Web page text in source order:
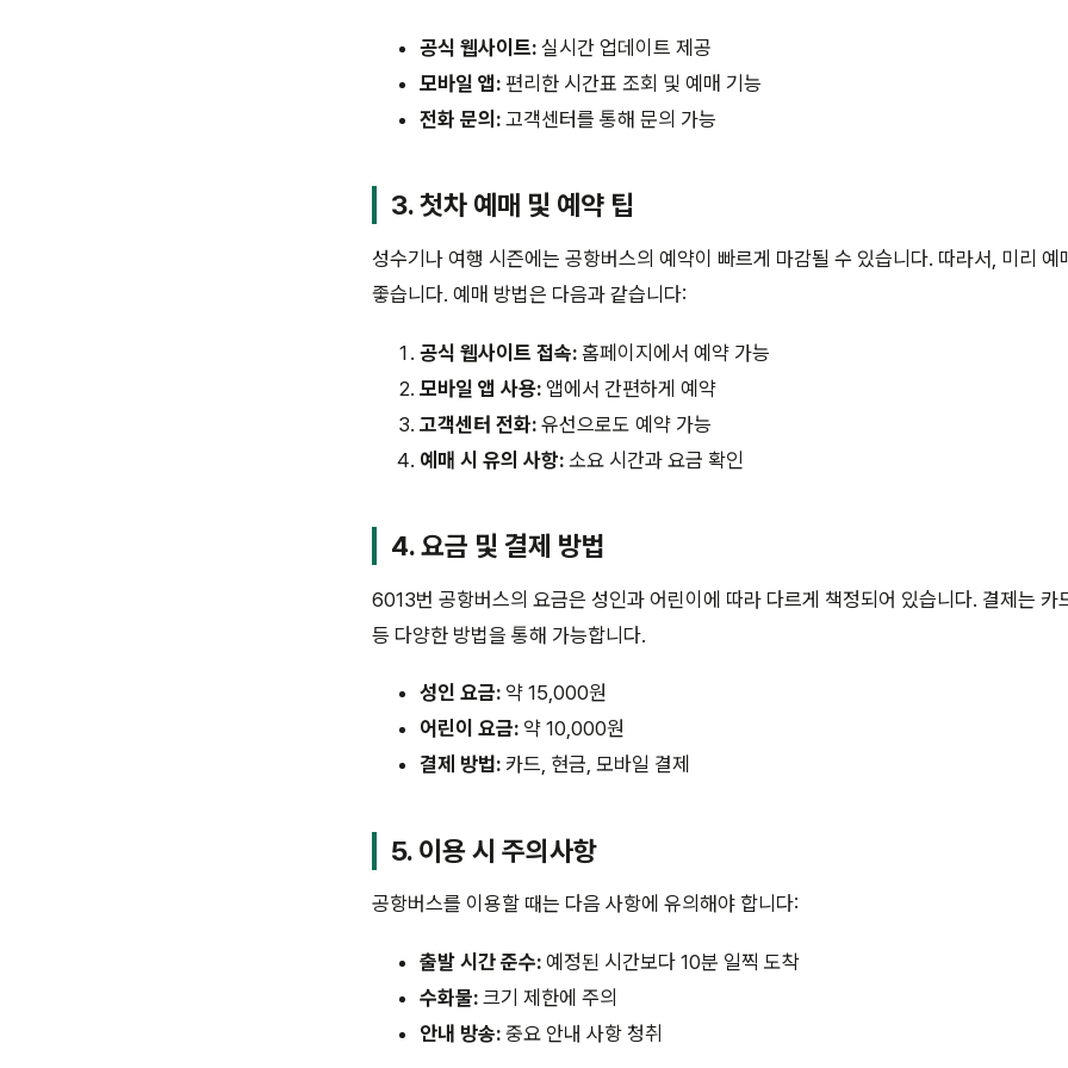
공식 웹사이트: 실시간 업데이트 제공
모바일 앱: 편리한 시간표 조회 및 예매 기능
전화 문의: 고객센터를 통해 문의 가능
3. 첫차 예매 및 예약 팁
성수기나 여행 시즌에는 공항버스의 예약이 빠르게 마감될 수 있습니다. 따라서, 미리 예
좋습니다. 예매 방법은 다음과 같습니다:
공식 웹사이트 접속: 홈페이지에서 예약 가능
모바일 앱 사용: 앱에서 간편하게 예약
고객센터 전화: 유선으로도 예약 가능
예매 시 유의 사항: 소요 시간과 요금 확인
4. 요금 및 결제 방법
6013번 공항버스의 요금은 성인과 어린이에 따라 다르게 책정되어 있습니다. 결제는 카
등 다양한 방법을 통해 가능합니다.
성인 요금: 약 15,000원
어린이 요금: 약 10,000원
결제 방법: 카드, 현금, 모바일 결제
5. 이용 시 주의사항
공항버스를 이용할 때는 다음 사항에 유의해야 합니다:
출발 시간 준수: 예정된 시간보다 10분 일찍 도착
수화물: 크기 제한에 주의
안내 방송: 중요 안내 사항 청취